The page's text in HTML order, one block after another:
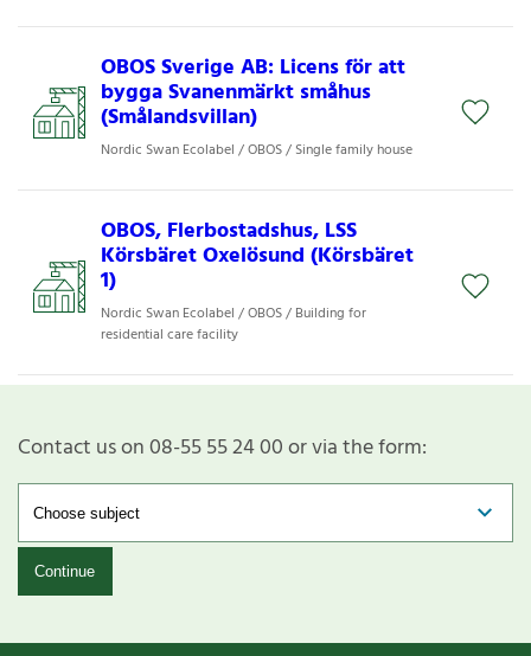
OBOS Sverige AB: Licens för att
bygga Svanenmärkt småhus
(Smålandsvillan)
Nordic Swan Ecolabel / OBOS / Single family house
OBOS, Flerbostadshus, LSS
Körsbäret Oxelösund (Körsbäret
1)
Nordic Swan Ecolabel / OBOS / Building for
residential care facility
Contact us on 08-55 55 24 00 or via the form:
Continue